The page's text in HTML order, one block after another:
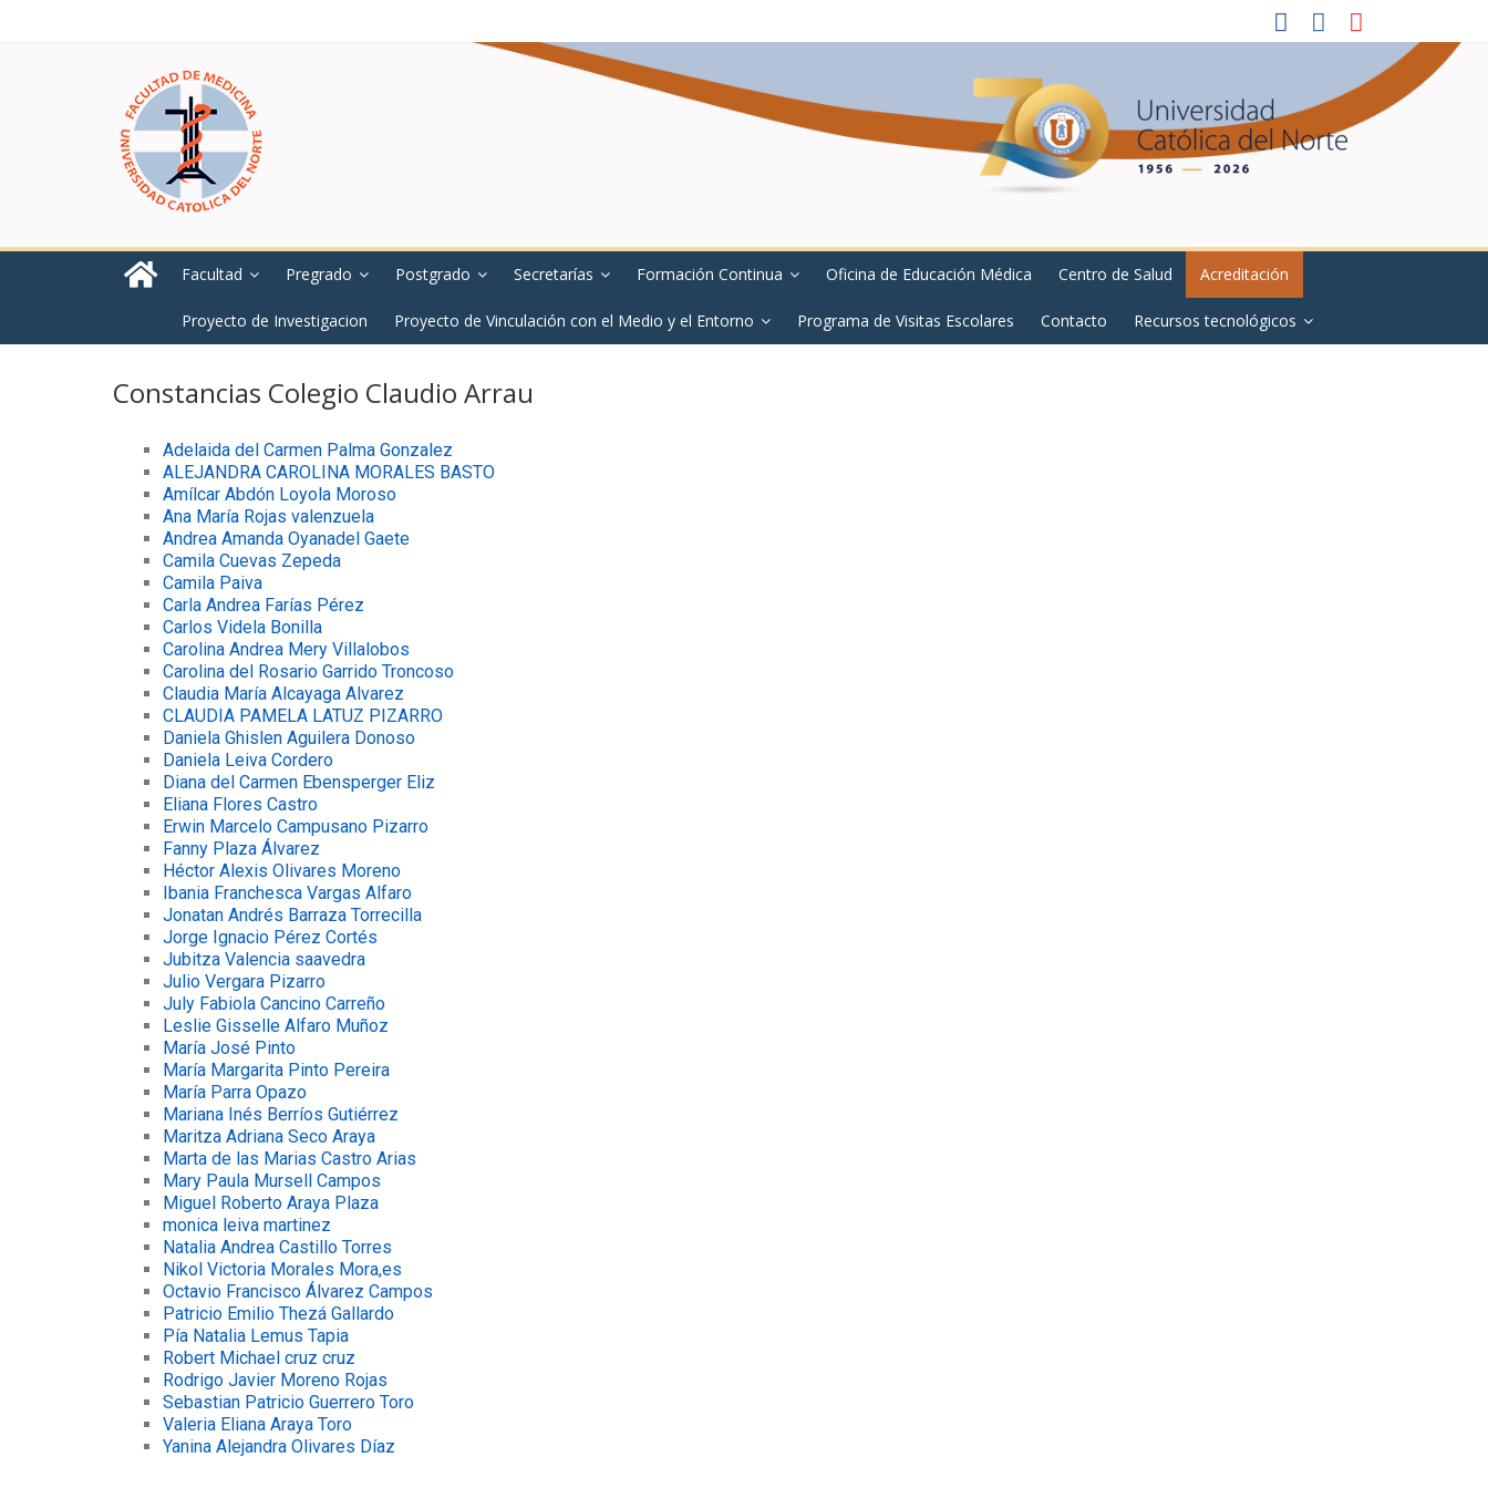
Facultad Pregrado Postgrado Secretarías Formación Continua Oficina de Educación Médica Centro de Salud Acreditación
Proyecto de Investigacion Proyecto de Vinculación con el Medio y el Entorno Programa de Visitas Escolares Contacto Recursos tecnológicos
Constancias Colegio Claudio Arrau
Adelaida del Carmen Palma Gonzalez
ALEJANDRA CAROLINA MORALES BASTO
Amílcar Abdón Loyola Moroso
Ana María Rojas valenzuela
Andrea Amanda Oyanadel Gaete
Camila Cuevas Zepeda
Camila Paiva
Carla Andrea Farías Pérez
Carlos Videla Bonilla
Carolina Andrea Mery Villalobos
Carolina del Rosario Garrido Troncoso
Claudia María Alcayaga Alvarez
CLAUDIA PAMELA LATUZ PIZARRO
Daniela Ghislen Aguilera Donoso
Daniela Leiva Cordero
Diana del Carmen Ebensperger Eliz
Eliana Flores Castro
Erwin Marcelo Campusano Pizarro
Fanny Plaza Álvarez
Héctor Alexis Olivares Moreno
Ibania Franchesca Vargas Alfaro
Jonatan Andrés Barraza Torrecilla
Jorge Ignacio Pérez Cortés
Jubitza Valencia saavedra
Julio Vergara Pizarro
July Fabiola Cancino Carreño
Leslie Gisselle Alfaro Muñoz
María José Pinto
María Margarita Pinto Pereira
María Parra Opazo
Mariana Inés Berríos Gutiérrez
Maritza Adriana Seco Araya
Marta de las Marias Castro Arias
Mary Paula Mursell Campos
Miguel Roberto Araya Plaza
monica leiva martinez
Natalia Andrea Castillo Torres
Nikol Victoria Morales Mora,es
Octavio Francisco Álvarez Campos
Patricio Emilio Thezá Gallardo
Pía Natalia Lemus Tapia
Robert Michael cruz cruz
Rodrigo Javier Moreno Rojas
Sebastian Patricio Guerrero Toro
Valeria Eliana Araya Toro
Yanina Alejandra Olivares Díaz